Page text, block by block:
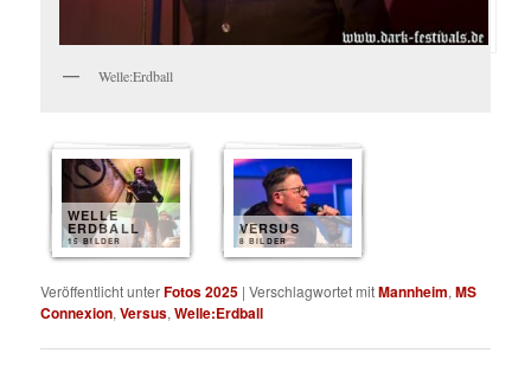
Welle:Erdball
WELLE
ERDBALL
15 BILDER
VERSUS
8 BILDER
Veröffentlicht unterFotos 2025 |Verschlagwortet mitMannheim,MS
Connexion,Versus,Welle:Erdball